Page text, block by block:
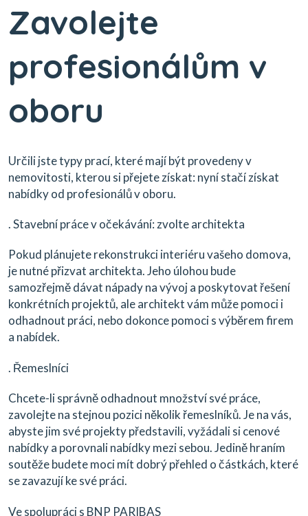
Zavolejte
profesionálům v
oboru
Určili jste typy prací, které mají být provedeny v
nemovitosti, kterou si přejete získat: nyní stačí získat
nabídky od profesionálů v oboru.
. Stavební práce v očekávání: zvolte architekta
Pokud plánujete rekonstrukci interiéru vašeho domova,
je nutné přizvat architekta. Jeho úlohou bude
samozřejmě dávat nápady na vývoj a poskytovat řešení
konkrétních projektů, ale architekt vám může pomoci i
odhadnout práci, nebo dokonce pomoci s výběrem firem
a nabídek.
. Řemeslníci
Chcete-li správně odhadnout množství své práce,
zavolejte na stejnou pozici několik řemeslníků. Je na vás,
abyste jim své projekty představili, vyžádali si cenové
nabídky a porovnali nabídky mezi sebou. Jedině hraním
soutěže budete moci mít dobrý přehled o částkách, které
se zavazují ke své práci.
Ve spolupráci s BNP PARIBAS